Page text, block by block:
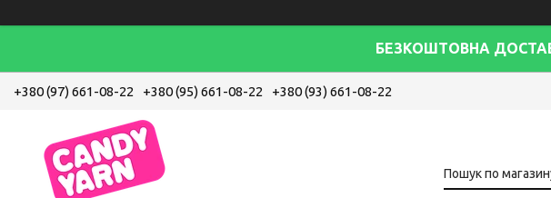
БЕЗКОШТОВНА
+380 (97) 661-08-22 +380 (95) 661-08-22 +380 (93) 661-08-22